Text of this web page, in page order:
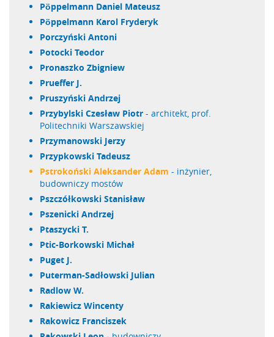
Pöppelmann Daniel Mateusz
Pöppelmann Karol Fryderyk
Porczyński Antoni
Potocki Teodor
Pronaszko Zbigniew
Prueffer J.
Pruszyński Andrzej
Przybylski Czesław Piotr - architekt, prof.
Politechniki Warszawskiej
Przymanowski Jerzy
Przypkowski Tadeusz
Pstrokoński Aleksander Adam - inżynier,
budowniczy mostów
Pszczółkowski Stanisław
Pszenicki Andrzej
Ptaszycki T.
Ptic-Borkowski Michał
Puget J.
Puterman-Sadłowski Julian
Radlow W.
Rakiewicz Wincenty
Rakowicz Franciszek